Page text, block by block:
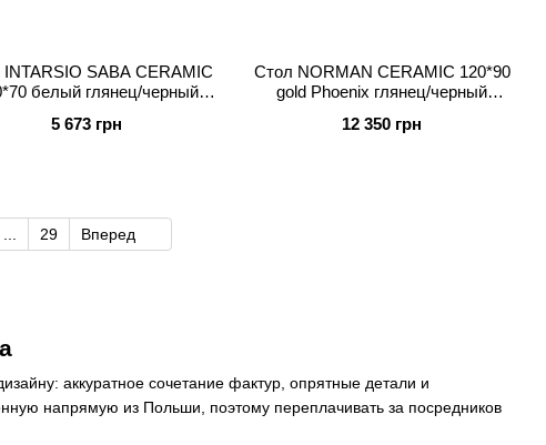
аккуратное сочетание фактур, опрятные детали и
напрямую из Польши, поэтому переплачивать за посредников
SABA CERAMIC
белый глянец/черный
5 673 грн
Стол NORMAN CERAMIC 120*90
gold Phoenix глянец/черный
12 350 грн
... 29 Вперед